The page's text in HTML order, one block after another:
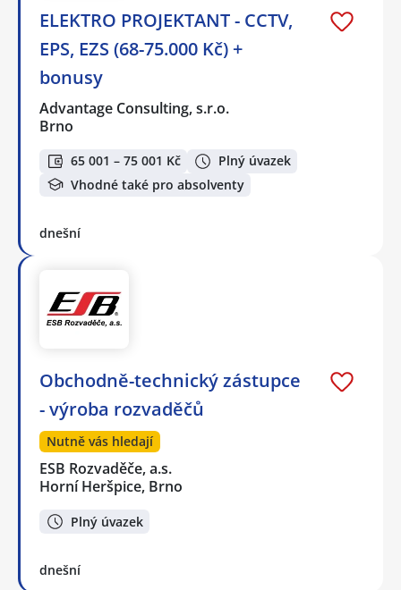
ELEKTRO PROJEKTANT - CCTV,
EPS, EZS (68-75.000 Kč) +
bonusy
Advantage Consulting, s.r.o.
Brno
65 001 – 75 001 Kč
Plný úvazek
Vhodné také pro absolventy
dnešní
Obchodně-technický zástupce
- výroba rozvaděčů
Nutně vás hledají
ESB Rozvaděče, a.s.
Horní Heršpice, Brno
Plný úvazek
dnešní